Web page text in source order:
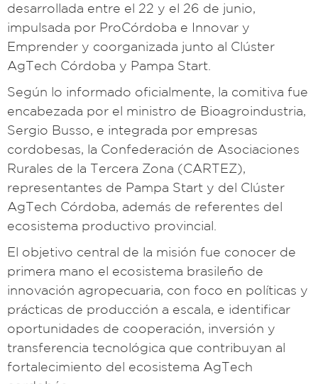
desarrollada entre el 22 y el 26 de junio,
impulsada por ProCórdoba e Innovar y
Emprender y coorganizada junto al Clúster
AgTech Córdoba y Pampa Start.
Según lo informado oficialmente, la comitiva fue
encabezada por el ministro de Bioagroindustria,
Sergio Busso, e integrada por empresas
cordobesas, la Confederación de Asociaciones
Rurales de la Tercera Zona (CARTEZ),
representantes de Pampa Start y del Clúster
AgTech Córdoba, además de referentes del
ecosistema productivo provincial.
El objetivo central de la misión fue conocer de
primera mano el ecosistema brasileño de
innovación agropecuaria, con foco en políticas y
prácticas de producción a escala, e identificar
oportunidades de cooperación, inversión y
transferencia tecnológica que contribuyan al
fortalecimiento del ecosistema AgTech